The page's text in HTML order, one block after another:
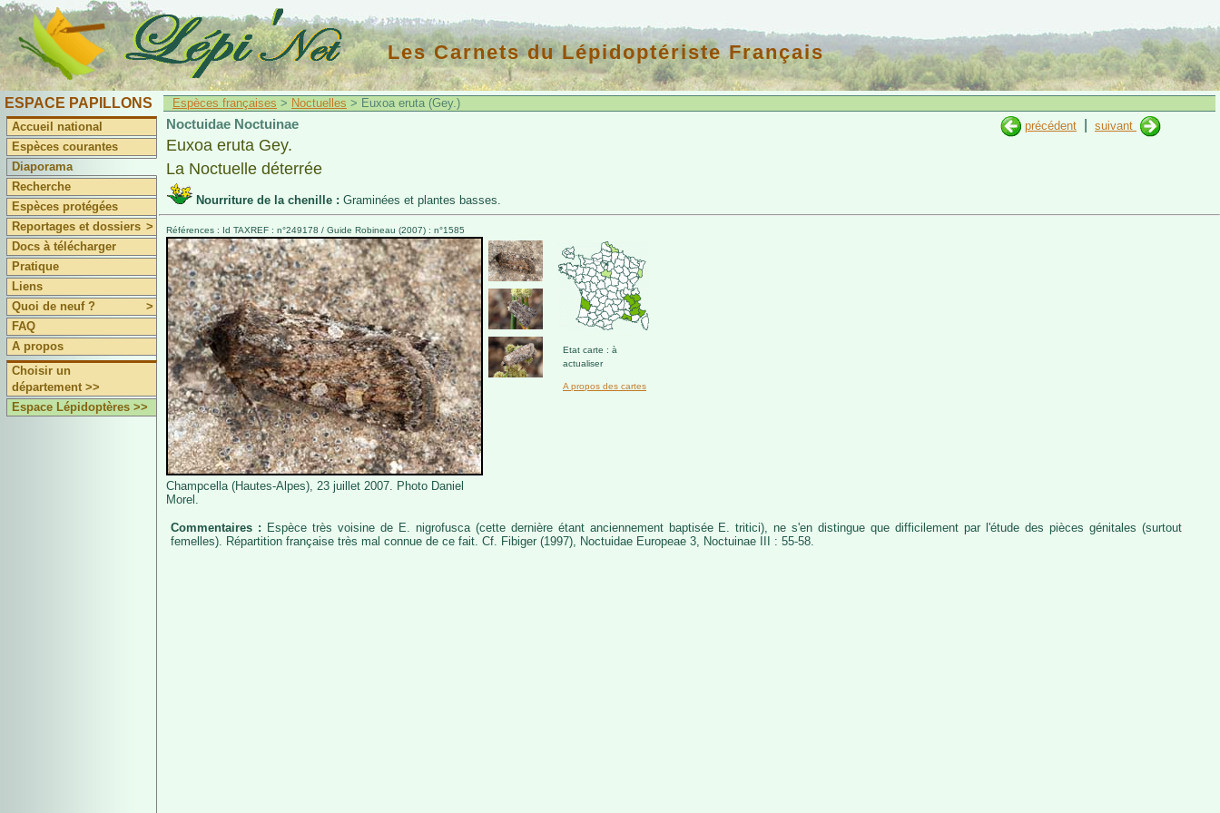
Les Carnets du Lépidoptériste Français
ESPACE PAPILLONS
Accueil national
Espèces courantes
Diaporama
Recherche
Espèces protégées
Reportages et dossiers >
Docs à télécharger
Pratique
Liens
Quoi de neuf ?
>
FAQ
A propos
Choisir un
département >>
Espace Lépidoptères >>
Espèces françaises > Noctuelles > Euxoa eruta (Gey.)
précédent
suivant
Noctuidae Noctuinae
Euxoa eruta Gey.
La Noctuelle déterrée
Nourriture de la chenille : Graminées et plantes basses.
Références : Id TAXREF : n°249178 / Guide Robineau (2007) : n°1585
Champcella (Hautes-Alpes), 23 juillet 2007. Photo Daniel
Morel.
Etat carte : à
actualiser
A propos des cartes
Commentaires : Espèce très voisine de E. nigrofusca (cette dernière étant anciennement baptisée E. tritici), ne s'en distingue que difficilement par l'étude des pièces génitales (surtout
femelles). Répartition française très mal connue de ce fait. Cf. Fibiger (1997), Noctuidae Europeae 3, Noctuinae III : 55-58.